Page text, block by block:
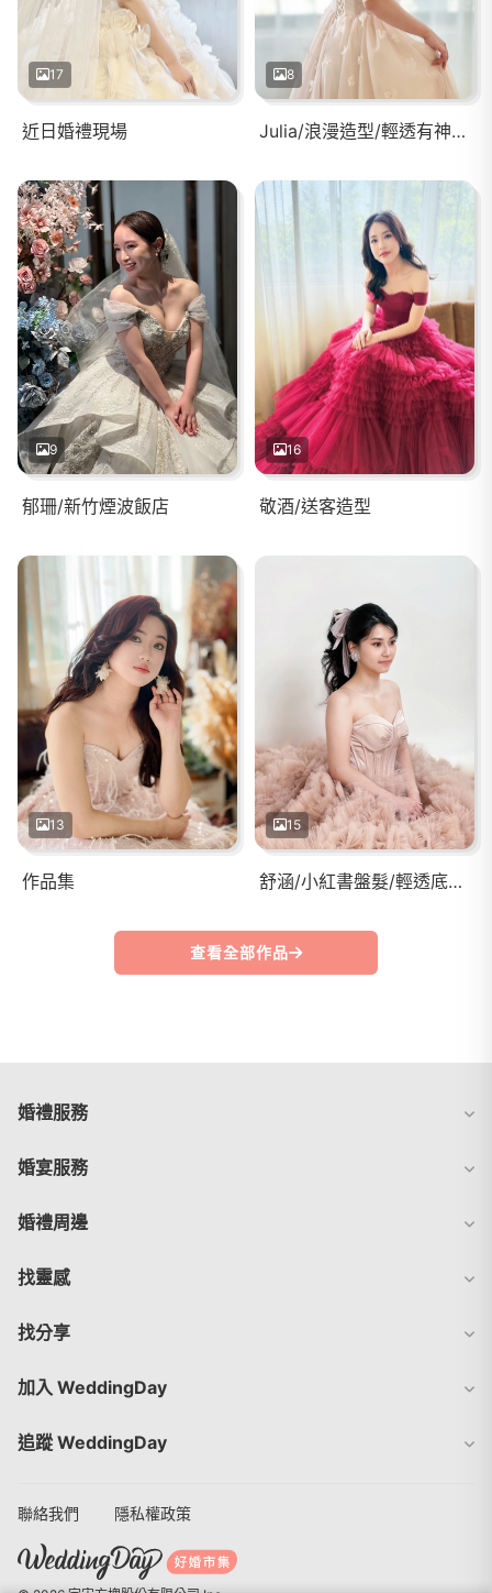
17
近日婚禮現場
8
Julia/浪漫造型/輕透有神妝感
9
郁珊/新竹煙波飯店
16
敬酒/送客造型
13
作品集
15
舒涵/小紅書盤髮/輕透底妝/有神眼妝
查看全部作品
婚禮服務
婚宴服務
婚禮周邊
找靈感
找分享
加入 WeddingDay
追蹤 WeddingDay
聯絡我們 隱私權政策